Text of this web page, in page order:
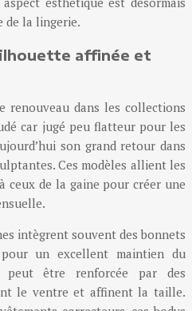
de la lingerie.
affinée et
renouveau dans les collections
car jugé peu flatteur pour les
son grand retour dans
Ces modèles allient les
ceux de la gaine pour créer une
intègrent souvent des bonnets
un excellent maintien du
être renforcée par des
le ventre et affinent la taille.